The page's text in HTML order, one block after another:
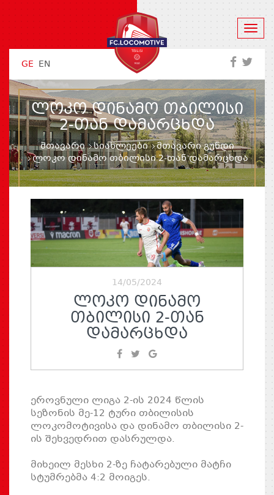
GE EN
ᲚᲝᲙᲝ ᲓᲘᲜᲐᲛᲝ ᲗᲑᲘᲚᲘᲡᲘ
2-ᲗᲐᲜ ᲓᲐᲛᲐᲠᲪᲮᲓᲐ
მთავარი სიახლეები
მთავარი გუნდი
ლოკო დინამო თბილისი 2-თან დამარცხდა
14/05/2024
ᲚᲝᲙᲝ ᲓᲘᲜᲐᲛᲝ
ᲗᲑᲘᲚᲘᲡᲘ 2-ᲗᲐᲜ
ᲓᲐᲛᲐᲠᲪᲮᲓᲐ
ეროვნული ლიგა 2-ის 2024 წლის
სეზონის მე-12 ტური თბილისის
ლოკომოტივისა და დინამო თბილისი 2-
ის შეხვედრით დასრულდა.
მიხეილ მესხი 2-ზე ჩატარებული მატჩი
სტუმრებმა 4:2 მოიგეს.